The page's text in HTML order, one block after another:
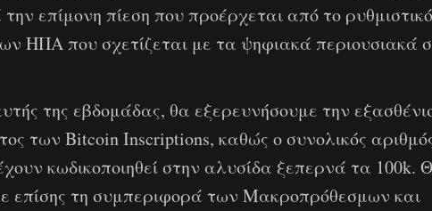
επίμονη πίεση που προέρχεται από το ρυθμιστικό
ΗΠΑ που σχετίζεται με τα ψηφιακά περιουσιακά
της εβδομάδας, θα εξερευνήσουμε την
των Bitcoin Inscriptions, καθώς ο συνολικός
κωδικοποιηθεί στην αλυσίδα ξεπερνά τα 100k.
επίσης τη συμπεριφορά των Μακροπρόθεσμων και